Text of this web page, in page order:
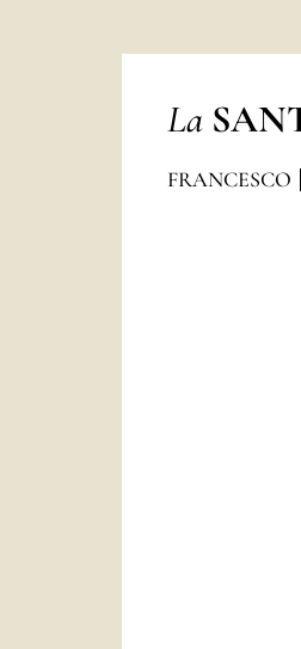
La
FRANCESCO